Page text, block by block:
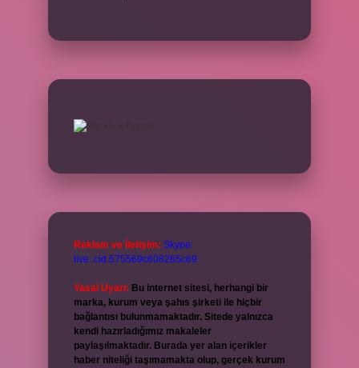
Reklam ve İletişim: Skype:
live:.cid.575569c608265c69
Yasal Uyarı: Bu internet sitesi, herhangi bir
marka, kurum veya şahıs şirketi ile hiçbir
bağlantısı bulunmamaktadır. Sitede yalnızca
kendi hazırladığımız makaleler
paylaşılmaktadır. Burada yer alan içerikler
haber niteliği taşımamakta olup, gerçek kurum